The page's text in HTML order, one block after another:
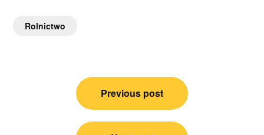
Rolnictwo
Nawigacja
Previous post